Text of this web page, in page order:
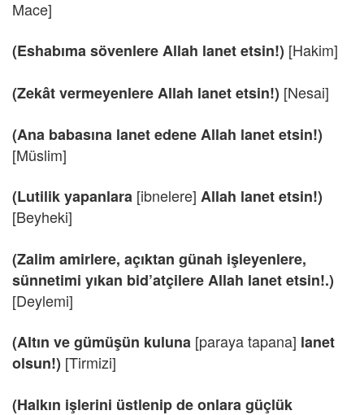
Mace]
(Eshabıma sövenlere Allah lanet etsin!) [Hakim]
(Zekât vermeyenlere Allah lanet etsin!) [Nesai]
(Ana babasına lanet edene Allah lanet etsin!)
[Müslim]
(Lutilik yapanlara [ibnelere] Allah lanet etsin!)
[Beyheki]
(Zalim amirlere, açıktan günah işleyenlere,
sünnetimi yıkan bid’atçilere Allah lanet etsin!.)
[Deylemi]
(Altın ve gümüşün kuluna [paraya tapana] lanet
olsun!) [Tirmizi]
(Halkın işlerini üstlenip de onlara güçlük